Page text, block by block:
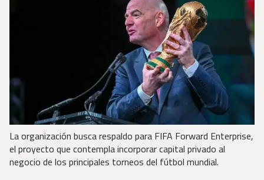
La organización busca respaldo para FIFA Forward Enterprise,
el proyecto que contempla incorporar capital privado al
negocio de los principales torneos del fútbol mundial.